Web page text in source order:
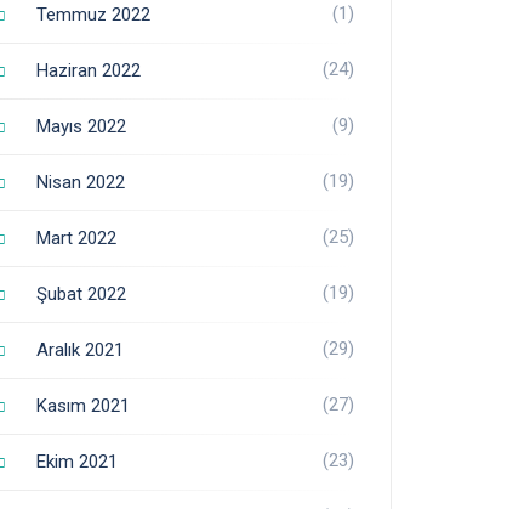
Temmuz 2022 (1)
Haziran 2022 (24)
Mayıs 2022 (9)
Nisan 2022 (19)
Mart 2022 (25)
Şubat 2022 (19)
Aralık 2021 (29)
Kasım 2021 (27)
Ekim 2021 (23)